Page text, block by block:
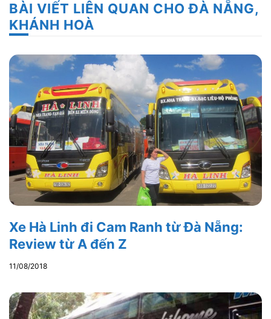
BÀI VIẾT LIÊN QUAN CHO ĐÀ NẴNG,
KHÁNH HOÀ
Xe Hà Linh đi Cam Ranh từ Đà Nẵng:
Review từ A đến Z
11/08/2018